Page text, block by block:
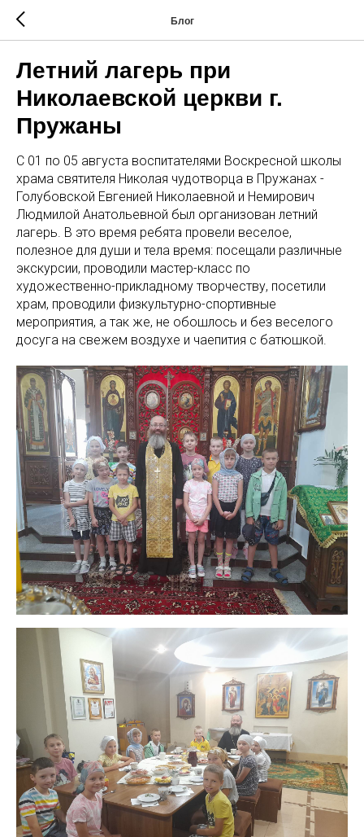
Блог
Летний лагерь при
Николаевской церкви г.
Пружаны
С 01 по 05 августа воспитателями Воскресной школы
храма святителя Николая чудотворца в Пружанах -
Голубовской Евгенией Николаевной и Немирович
Людмилой Анатольевной был организован летний
лагерь. В это время ребята провели веселое,
полезное для души и тела время: посещали различные
экскурсии, проводили мастер-класс по
художественно-прикладному творчеству, посетили
храм, проводили физкультурно-спортивные
мероприятия, а так же, не обошлось и без веселого
досуга на свежем воздухе и чаепития с батюшкой.